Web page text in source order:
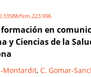
fem.223.996
en
y Ciencias de la
Montardit, C. Gomar-